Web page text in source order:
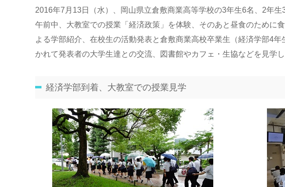
2016年7月13日（水）、岡山県立倉敷商業高等学校の3年生6名、2年生
午前中、大教室での授業「経済政策」を体験、そのあと昼食のために
よる学部紹介、在校生の活動発表と倉敷商業高校卒業生（経済学部4
かれて発表者の大学生達との交流、図書館やカフェ・生協などを見学し
経済学部到着、大教室での授業見学